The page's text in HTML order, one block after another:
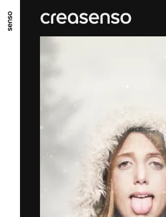
ALLER AU CONTENU PRINCIPAL